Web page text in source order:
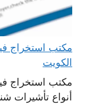
الكويت
مكتب استخراج
أنواع تأشيرات